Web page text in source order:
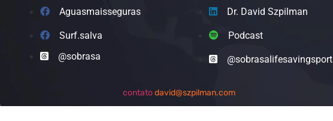
Aguasmaisseguras
Surf.salva
@sobrasa
Dr. David Szpilman
Podcast
@sobrasalifesavingsport
contatodavid@szpilman.com